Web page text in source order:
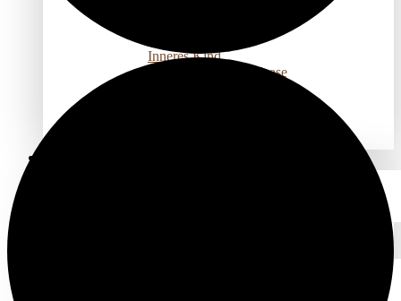
Inneres Kind
NEO Emotional Release